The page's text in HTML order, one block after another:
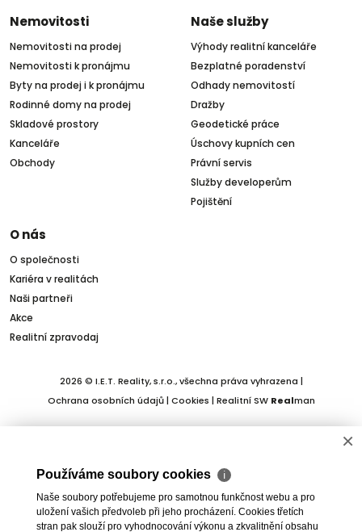
Nemovitosti
Nemovitosti na prodej
Nemovitosti k pronájmu
Byty na prodej i k pronájmu
Rodinné domy na prodej
Skladové prostory
Kanceláře
Obchody
Naše služby
Výhody realitní kanceláře
Bezplatné poradenství
Odhady nemovitostí
Dražby
Geodetické práce
Úschovy kupních cen
Právní servis
Služby developerům
Pojištění
O nás
O společnosti
Kariéra v realitách
Naši partneři
Akce
Realitní zpravodaj
2026 © I.E.T. Reality, s.r.o., všechna práva vyhrazena |
Ochrana osobních údajů| Cookies | Realitní SW Realman
×
Používáme soubory cookies ℹ
Naše soubory potřebujeme pro samotnou funkčnost webu a pro
uložení vašich předvoleb při jeho procházení. Cookies třetích
stran pak slouží pro vyhodnocování výkonu a zkvalitnění obsahu